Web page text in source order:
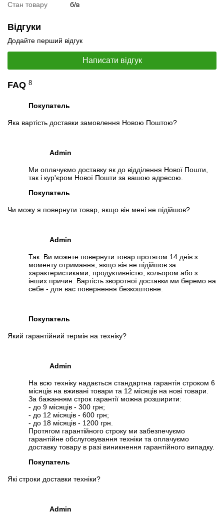
Живлення: AC 100-240 В, 50-60 Гц
Вага:5.3 кг
Стан:б/в
Специфікація, тести та технічні звіти
Специфікація:Cisco Catalyst WS-C3560-48PS-S
Запит оптової ціни
Слідкувати в Instagram
Слідкувати на Facebook
Стан товару б/в
Відгуки
Додайте перший відгук
Написати відгук
FAQ 8
Покупатель
Яка вартість доставки замовлення Новою Поштою?
Admin
Ми оплачуємо доставку як до відділення Нової Пошти,
так і кур'єром Нової Пошти за вашою адресою.
Покупатель
Чи можу я повернути товар, якщо він мені не підійшов?
Admin
Так. Ви можете повернути товар протягом 14 днів з
моменту отримання, якщо він не підійшов за
характеристиками, продуктивністю, кольором або з
інших причин. Вартість зворотної доставки ми беремо на
себе - для вас повернення безкоштовне.
Покупатель
Який гарантійний термін на техніку?
Admin
На всю техніку надається стандартна гарантія строком 6
місяців на вживані товари та 12 місяців на нові товари.
За бажанням строк гарантії можна розширити:
- до 9 місяців - 300 грн;
- до 12 місяців - 600 грн;
- до 18 місяців - 1200 грн.
Протягом гарантійного строку ми забезпечуємо
гарантійне обслуговування техніки та оплачуємо
доставку товару в разі виникнення гарантійного випадку.
Покупатель
Які строки доставки техніки?
Admin